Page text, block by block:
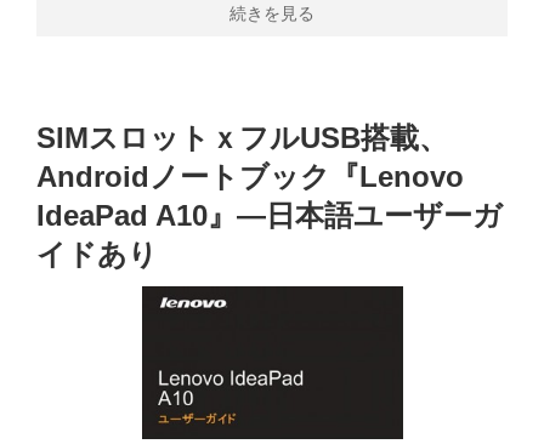
続きを見る
SIMスロットｘフルUSB搭載、
Androidノートブック『Lenovo
IdeaPad A10』―日本語ユーザーガ
イドあり